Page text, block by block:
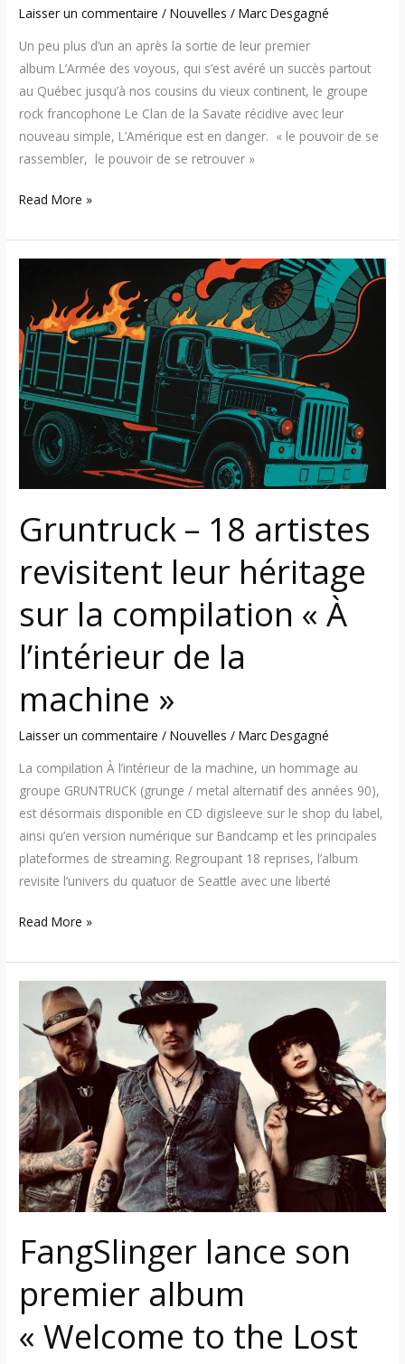
Laisser un commentaire /Nouvelles /Marc Desgagné
Un peu plus d’un an après la sortie de leur premier
album L’Armée des voyous, qui s’est avéré un succès partout
au Québec jusqu’à nos cousins du vieux continent, le groupe
rock francophone Le Clan de la Savate récidive avec leur
nouveau simple, L’Amérique est en danger. « le pouvoir de se
rassembler, le pouvoir de se retrouver »
Read More »
Gruntruck – 18 artistes
revisitent leur héritage
sur la compilation « À
l’intérieur de la
machine »
Laisser un commentaire /Nouvelles /Marc Desgagné
La compilation À l’intérieur de la machine, un hommage au
groupe GRUNTRUCK (grunge / metal alternatif des années 90),
est désormais disponible en CD digisleeve sur le shop du label,
ainsi qu’en version numérique sur Bandcamp et les principales
plateformes de streaming. Regroupant 18 reprises, l’album
revisite l’univers du quatuor de Seattle avec une liberté
18
artistes
revisitent
leur
héritage
sur
compilation
« À
l’intérieur
de
la
machine »
Read More »
FangSlinger lance son
premier album
« Welcome to the Lost
FangSlinger
lance
son
premier
album
« Welcome
to
the
Lost
Souls
Saloon »
–
trois
hors-
la-
loi
vampires